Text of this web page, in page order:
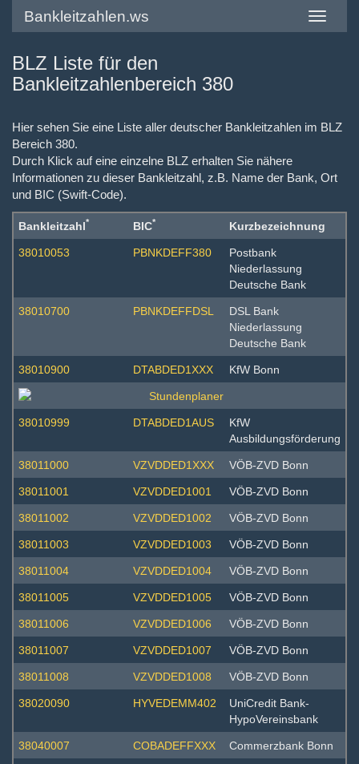
Toggle
Bankleitzahlen.ws
BLZ Liste für den
Bankleitzahlenbereich 380
Hier sehen Sie eine Liste aller deutscher Bankleitzahlen im BLZ
Bereich 380.
Durch Klick auf eine einzelne BLZ erhalten Sie nähere
Informationen zu dieser Bankleitzahl, z.B. Name der Bank, Ort
und BIC (Swift-Code).
Bankleitzahl* BIC* Kurzbezeichnung
38010053 PBNKDEFF380
Postbank
Niederlassung
Deutsche Bank
38010700 PBNKDEFFDSL
DSL Bank
Niederlassung
Deutsche Bank
38010900 DTABDED1XXX KfW Bonn
38010999 DTABDED1AUS
KfW
Ausbildungsförderung
38011000 VZVDDED1XXX VÖB-ZVD Bonn
38011001 VZVDDED1001 VÖB-ZVD Bonn
38011002 VZVDDED1002 VÖB-ZVD Bonn
38011003 VZVDDED1003 VÖB-ZVD Bonn
38011004 VZVDDED1004 VÖB-ZVD Bonn
38011005 VZVDDED1005 VÖB-ZVD Bonn
38011006 VZVDDED1006 VÖB-ZVD Bonn
38011007 VZVDDED1007 VÖB-ZVD Bonn
38011008 VZVDDED1008 VÖB-ZVD Bonn
38020090 HYVEDEMM402
UniCredit Bank-
HypoVereinsbank
38040007 COBADEFFXXX Commerzbank Bonn